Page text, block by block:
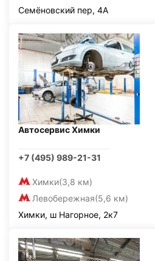
Семёновский пер, 4А
Автосервис Химки
+7 (495) 989-21-31
Химки(3,8 км)
Левобережная(5,6 км)
Химки, ш Нагорное, 2к7